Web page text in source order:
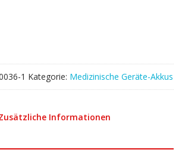
1 Kategorie: Medizinische Geräte-Akkus
Informationen